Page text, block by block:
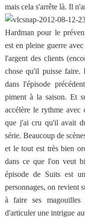
mais cela s'arrête là. Il
Hardman pour le
est en pleine guerre
l'argent des clients
chose qu'il puisse faire.
dans l'épisode
piment à la saison. Et
accélère le rythme
que j'ai cru qu'il avait
série. Beaucoup de
et le tout est très bien
dans ce que l'on veut
épisode de Suits est
personnages, on revient
à faire ses
d'articuler une intrigue